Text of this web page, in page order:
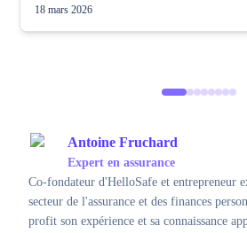
18 mars 2026
Antoine Fruchard
Expert en assurance
Co-fondateur d'HelloSafe et entrepreneur
secteur de l'assurance et des finances
profit son expérience et sa connaissance